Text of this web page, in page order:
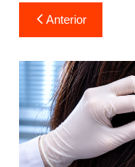
Navegação
de
Post
Anterior